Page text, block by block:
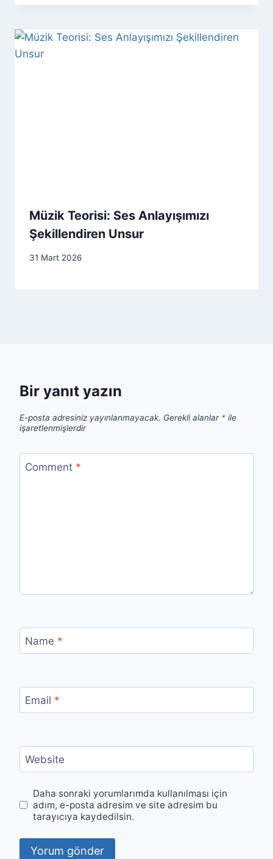
Müzik Teorisi: Ses Anlayışımızı
Şekillendiren Unsur
31 Mart 2026
Bir yanıt yazın
E-posta adresiniz yayınlanmayacak. Gerekli alanlar * ile
işaretlenmişlerdir
Comment *
Name *
Email *
Website
Daha sonraki yorumlarımda kullanılması için
adım, e-posta adresim ve site adresim bu
tarayıcıya kaydedilsin.